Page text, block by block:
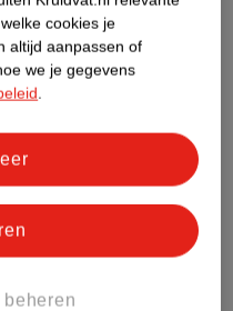
(nog) geen Nature
cookies je
altijd aanpassen of
we je gegevens
.